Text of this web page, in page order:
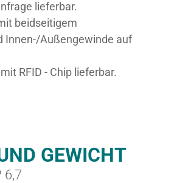
lieferbar.
beidseitigem
Innen-/Außengewinde auf
RFID - Chip lieferbar.
GEWICHT
6,7